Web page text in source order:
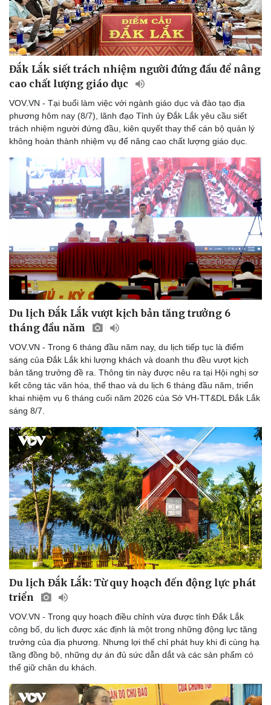
Dinh dưỡng - món ngon
Cây thuốc
Sản phụ khoa
Nhi khoa
Nam khoa
Làm đẹp - giảm cân
Phòng mạch online
Ăn sạch sống khỏe
Nhà đẹp
Blog
Tình yêu - Gia đình
Đắk Lắk siết trách nhiệm người đứng đầu để nâng
cao chất lượng giáo dục
VOV.VN - Tại buổi làm việc với ngành giáo dục và đào tạo địa
phương hôm nay (8/7), lãnh đạo Tỉnh ủy Đắk Lắk yêu cầu siết
trách nhiệm người đứng đầu, kiên quyết thay thế cán bộ quản lý
không hoàn thành nhiệm vụ để nâng cao chất lượng giáo dục.
Du lịch Đắk Lắk vượt kịch bản tăng trưởng 6
tháng đầu năm
VOV.VN - Trong 6 tháng đầu năm nay, du lịch tiếp tục là điểm
sáng của Đắk Lắk khi lượng khách và doanh thu đều vượt kịch
bản tăng trưởng đề ra. Thông tin này được nêu ra tại Hội nghị sơ
kết công tác văn hóa, thể thao và du lịch 6 tháng đầu năm, triển
khai nhiệm vụ 6 tháng cuối năm 2026 của Sở VH-TT&DL Đắk Lắk
sáng 8/7.
Du lịch Đắk Lắk: Từ quy hoạch đến động lực phát
triển
VOV.VN - Trong quy hoạch điều chỉnh vừa được tỉnh Đắk Lắk
công bố, du lịch được xác định là một trong những động lực tăng
trưởng của địa phương. Nhưng lợi thế chỉ phát huy khi đi cùng hạ
tầng đồng bộ, những dự án đủ sức dẫn dắt và các sản phẩm có
thể giữ chân du khách.